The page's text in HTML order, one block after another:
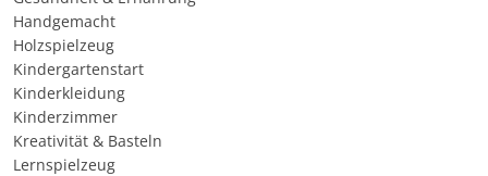
Handgemacht
Holzspielzeug
Kindergartenstart
Kinderkleidung
Kinderzimmer
Kreativität & Basteln
Lernspielzeug